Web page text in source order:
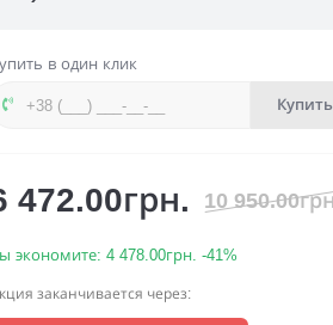
в один клик
Купить
472.00грн. 10
экономите: 4 478.00грн. -41%
заканчивается через: